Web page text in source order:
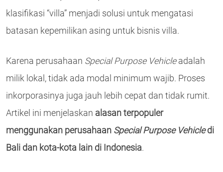
klasifikasi “villa” menjadi solusi untuk mengatasi
batasan kepemilikan asing untuk bisnis villa.
Karena perusahaan Special Purpose Vehicleadalah
milik lokal, tidak ada modal minimum wajib. Proses
inkorporasinya juga jauh lebih cepat dan tidak rumit.
Artikel ini menjelaskan alasan terpopuler
menggunakan perusahaan Special Purpose Vehicledi
Bali dan kota-kota lain di Indonesia.